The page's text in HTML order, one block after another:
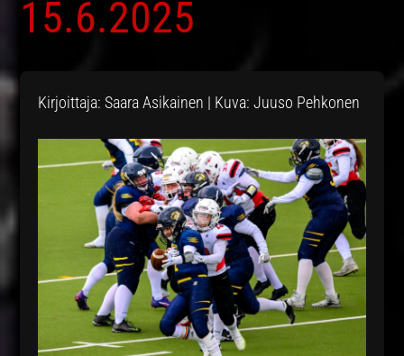
15.6.2025
Kirjoittaja: Saara Asikainen | Kuva: Juuso Pehkonen